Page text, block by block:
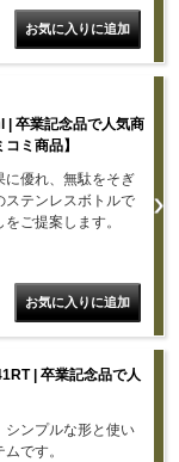
卒業記念品で人気商
ミ商品】
に優れ、無駄をそぎ
ステンレスボトルで
ご提案します。
| 卒業記念品で人
シンプルな形と使い
です。